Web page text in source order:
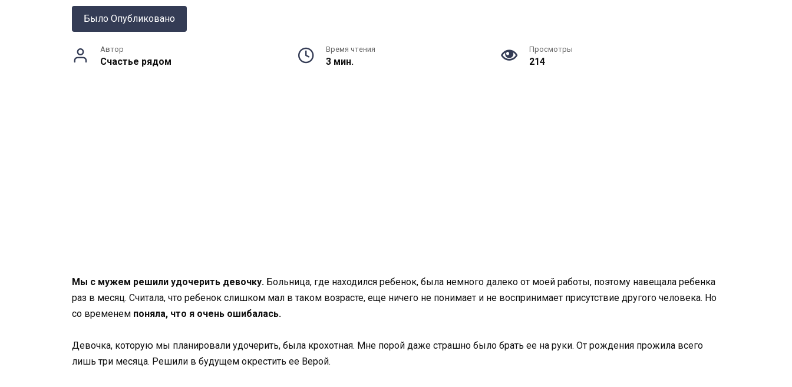
Было Опубликовано
Автор
Счастье рядом
Время чтения
3 мин.
Просмотры
214
Мы с мужем решили удочерить девочку. Больница, где находился ребенок, была немного далеко от моей работы, поэтому навещала ребенка
раз в месяц. Считала, что ребенок слишком мал в таком возрасте, еще ничего не понимает и не воспринимает присутствие другого человека. Но
со временем поняла, что я очень ошибалась.
Девочка, которую мы планировали удочерить, была крохотная. Мне порой даже страшно было брать ее на руки. От рождения прожила всего
лишь три месяца. Решили в будущем окрестить ее Верой.